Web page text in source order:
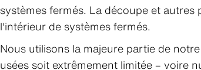
systèmes fermés. La découpe et autres
l'intérieur de systèmes fermés.
Nous utilisons la majeure partie de
usées soit extrêmement limitée – voire